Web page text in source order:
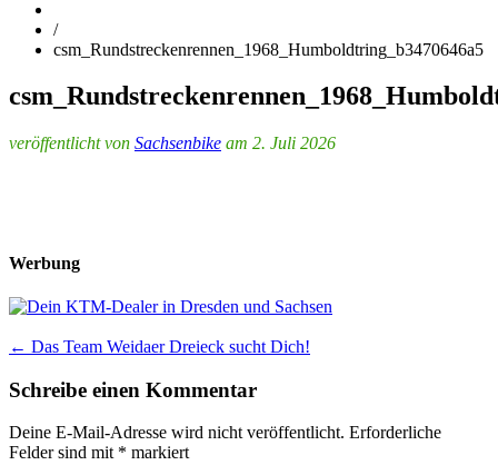
/
csm_Rundstreckenrennen_1968_Humboldtring_b3470646a5
veröffentlicht von Sachsenbike am 2. Juli 2026
Werbung
Post
navigation
← Das Team Weidaer Dreieck sucht Dich!
Schreibe einen Kommentar
Deine E-Mail-Adresse wird nicht veröffentlicht. Erforderliche
Felder sind mit * markiert